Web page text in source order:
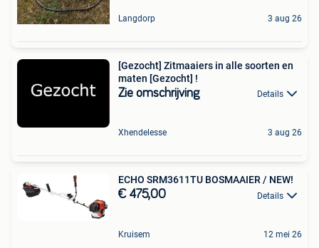
Langdorp 3 aug 26
[Gezocht] Zitmaaiers in alle soorten en
maten [Gezocht] !
Zie omschrijving Details
Xhendelesse 3 aug 26
ECHO SRM3611TU BOSMAAIER / NEW!
€ 475,00 Details
Kruisem 12 mei 26